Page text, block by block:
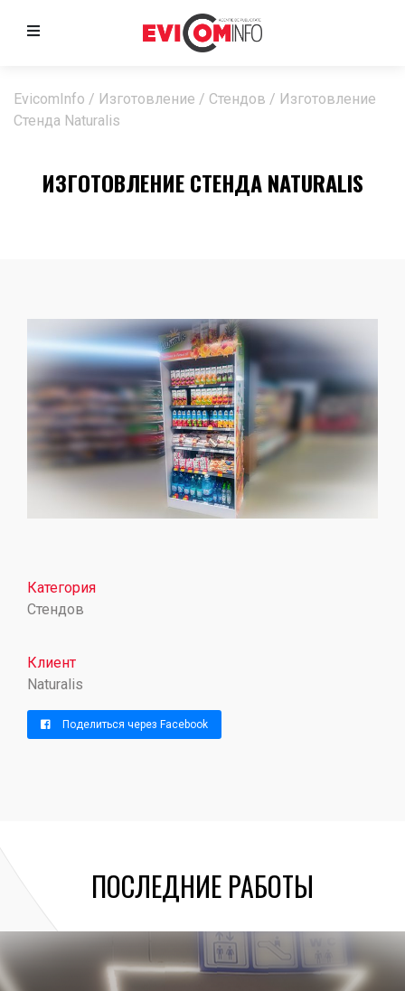
EvicomInfo / Изготовление / Стендов / Изготовление
Стенда Naturalis
ИЗГОТОВЛЕНИЕ СТЕНДА NATURALIS
Категория
Стендов
Клиент
Naturalis
Поделиться через Facebook
ПОСЛЕДНИЕ РАБОТЫ